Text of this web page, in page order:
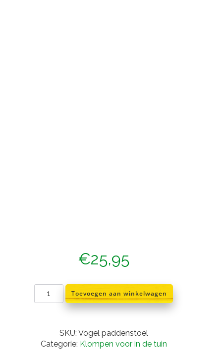
€25,95
Vogelhuis
klomp
decor
aantal
Toevoegen aan winkelwagen
SKU: Vogel paddenstoel
Categorie: Klompen voor in de tuin